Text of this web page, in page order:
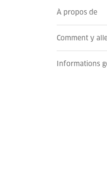
À propos de
Comment y
Informations